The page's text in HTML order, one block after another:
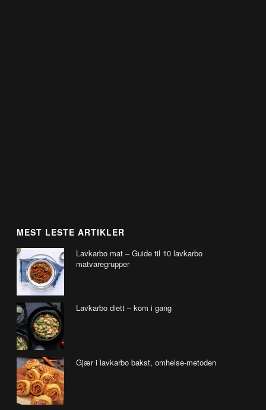
MEST LESTE ARTIKLER
Lavkarbo mat – Guide til 10 lavkarbo
matvaregrupper
Lavkarbo diett – kom i gang
Gjær i lavkarbo bakst, omhelse-metoden